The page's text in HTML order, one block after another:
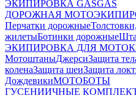
ЭКИПИРОВКА GASGAS
ДОРОЖНАЯ
Перчатки дорожные
жилетыБотинки дорожные
ЭКИПИРОВКА ДЛЯ
МотоштаныДжерсиЗащита
коленаЗащита шеиЗащита
ДождевикиМОТОБОТЫ
ГУСЕНИИЧНЫЕ